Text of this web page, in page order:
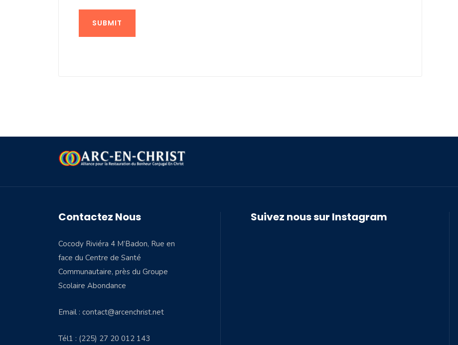
SUBMIT
Contactez Nous
Cocody Riviéra 4 M’Badon, Rue en
face du Centre de Santé
Communautaire, près du Groupe
Scolaire Abondance
Email : contact@arcenchrist.net
Tél1 : (225) 27 20 012 143
Suivez nous sur Instagram